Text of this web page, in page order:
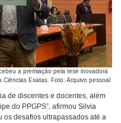
a premiação pela tese inovadora
Exatas. Foto: Arquivo pessoal
de discentes e docentes, além
do PPGPS”, afirmou Silvia
os desafios ultrapassados até a